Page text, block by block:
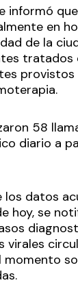
informó
en
de la
tratados
58
diario a
datos
hoy, se
momento